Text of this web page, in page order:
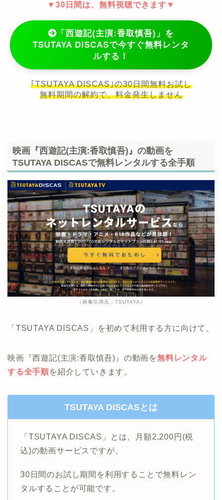
▼30日間は、無料視聴できます▼
「西遊記(主演:香取慎吾)」を
TSUTAYA DISCASで今すぐ無料レンタ
ルする！
｢TSUTAYA DISCAS｣の30日間無料お試し
無料期間の解約で、料金発生しません
映画『西遊記(主演:香取慎吾)』の動画を
TSUTAYA DISCASで無料レンタルする全手順
（画像引用元：TSUTAYA）
「TSUTAYA DISCAS」を初めて利用する方に向けて、
映画『西遊記(主演:香取慎吾)』の動画を無料レンタル
する全手順を紹介していきます。
TSUTAYA DISCASとは
「TSUTAYA DISCAS」とは、月額2,200円(税
込)の動画サービスですが、
30日間のお試し期間を利用することで無料レン
タルすることが可能です。